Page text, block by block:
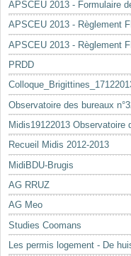
APSCEU 2013 - Formulaire
APSCEU 2013 - Règlement
APSCEU 2013 - Règlement
PRDD
Observatoire des bureaux
Midis19122013 Observatoire
Recueil Midis 2012-2013
MidiBDU-Brugis
AG RRUZ
AG Meo
Studies Coomans
Les permis logement - De